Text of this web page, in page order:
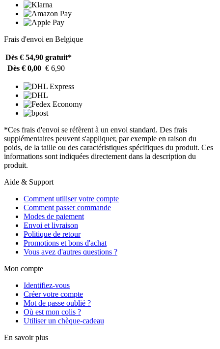
Frais d'envoi en Belgique
Dès € 54,90 gratuit*
Dès € 0,00 € 6,90
*Ces frais d'envoi se réfèrent à un envoi standard. Des frais
supplémentaires peuvent s'appliquer, par exemple en raison du
poids, de la taille ou des caractéristiques spécifiques du produit. Ces
informations sont indiquées directement dans la description du
produit.
Aide & Support
Comment utiliser votre compte
Comment passer commande
Modes de paiement
Envoi et livraison
Politique de retour
Promotions et bons d'achat
Vous avez d'autres questions ?
Mon compte
Identifiez-vous
Créer votre compte
Mot de passe oublié ?
Où est mon colis ?
Utiliser un chèque-cadeau
En savoir plus